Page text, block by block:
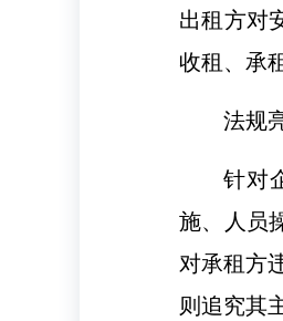
出租方对
收租、承
法规
针对
施、人员
对承租方
则追究其